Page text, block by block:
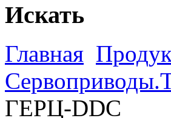
Искать
Главная
ГЕРЦ-DDC